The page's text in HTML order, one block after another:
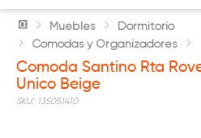
Muebles
Dormitorio
Comodas y Organizadores
Comoda Santino Rta
Unico Beige
: 135051410